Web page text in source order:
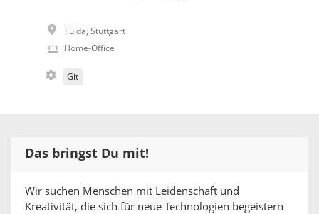
Fulda,Stuttgart
Home-Office
Git
Das bringst Du mit!
Wir suchen Menschen mit Leidenschaft und
Kreativität, die sich für neue Technologien begeistern